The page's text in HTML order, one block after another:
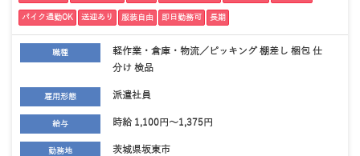
バイク通勤OK 送迎あり 服装自由 即日勤務可 長期
職種
軽作業・倉庫・物流／ピッキング 棚差し 梱包 仕
分け 検品
雇用形態 派遣社員
給与 時給 1,100円～1,375円
勤務地 茨城県坂東市